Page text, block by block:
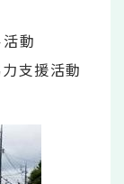
動
支援活動